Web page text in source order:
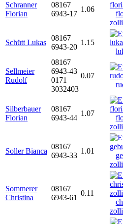
Schranner
Florian
08167
6943-17
1.06
Schütt Lukas
08167
6943-20
1.15
Sellmeier
Rudolf
08167
6943-43
0171
3032403
0.07
Silberbauer
Florian
08167
6943-44
1.07
Soller Bianca
08167
6943-33
1.01
Sommerer
Christina
08167
6943-61
0.11